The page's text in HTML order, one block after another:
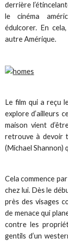
derrière
le cinéma
édulcorer. En
autre Amérique.
Le film qui a reçu
explore d’ailleurs
maison vient
retrouve à devoir
(Michael Shannon)
Cela commence
chez lui. Dès le
près des visages
de menace qui
contre les
gentils d’un